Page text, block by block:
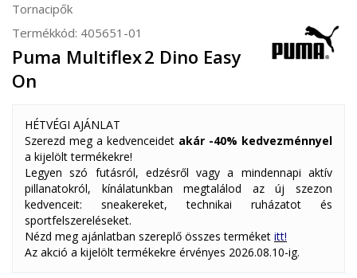
Tornacipők
Termékkód: 405651-01
Puma Multiflex 2 Dino Easy
On
HÉTVÉGI AJÁNLAT
Szerezd meg a kedvenceidet akár -40% kedvezménnyel
a kijelölt termékekre!
Legyen szó futásról, edzésről vagy a mindennapi aktív
pillanatokról, kínálatunkban megtalálod az új szezon
kedvenceit: sneakereket, technikai ruházatot és
sportfelszereléseket.
Nézd meg ajánlatban szereplő összes terméket itt!
Az akció a kijelölt termékekre érvényes 2026.08.10-ig.